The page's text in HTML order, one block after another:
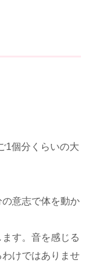
1個分くらいの大
意志で体を動か
す。音を感じる
けではありませ